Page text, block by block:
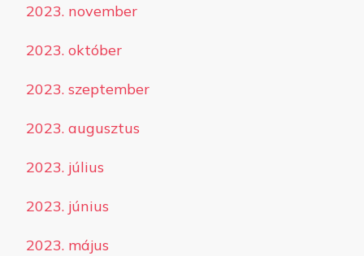
2023. november
2023. október
2023. szeptember
2023. augusztus
2023. július
2023. június
2023. május